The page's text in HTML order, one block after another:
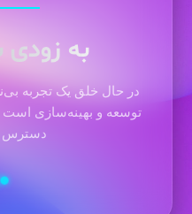
به زودی
در حال خلق یک تجربه
توسعه و بهینه‌سازی است
دسترس